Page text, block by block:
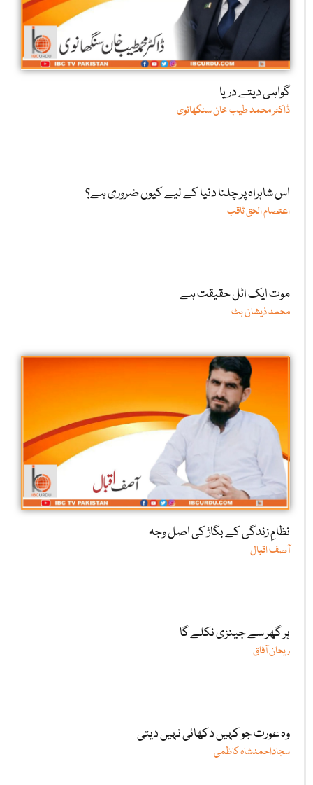
گواہی دیتے دریا
ڈاکٹر محمد طیب خان سنگھانوی
اس شاہراہ پر چلنا دنیا کے لیے کیوں ضروری ہے؟
اعتصام الحق ثاقب
موت ایک اٹل حقیقت ہے
محمد ذیشان بٹ
نظامِ زندگی کے بگاڑ کی اصل وجہ
آصف اقبال
ہر گھر سے جینزی نکلے گا
ریحان آفاق
وہ عورت جو کہیں دکھائی نہیں دیتی
سجاداحمدشاہ کاظمی